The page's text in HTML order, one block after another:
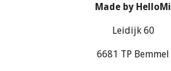
Made by HelloMi
Leidijk 60
6681 TP Bemmel